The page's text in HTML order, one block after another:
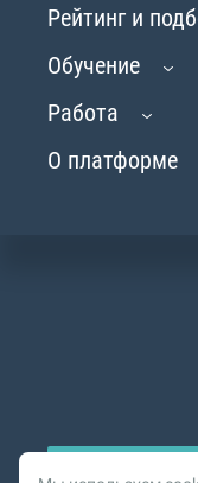
Рейтинг и
Обучение
Работа
О платформе